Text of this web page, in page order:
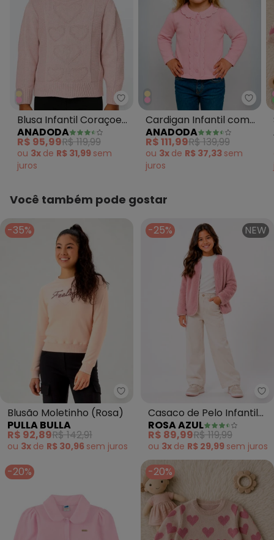
Anadoda - Blusa Infantil
Blusa Infantil Coraçoes
Rosa
ANADODA
R$ 95,99R$ 119,99
ou 3x de R$ 31,99 sem
juros
Cardigan Infantil com
Babado Rosa
ANADODA
R$ 111,99R$ 139,99
ou 3x de R$ 37,33 sem
juros
Você também pode gostar
-35%
Pulla Bulla - Blusão Moletinho
Blusão Moletinho (Rosa)
PULLA BULLA
R$ 92,89R$ 142,91
ou 3x de R$ 30,96 sem juros
-25% NEW
Casaco de Pelo Infantil
(Rosa Envelhecido)
ROSA AZUL
R$ 89,99R$ 119,99
ou 3x de R$ 29,99 sem juros
-20% -20%